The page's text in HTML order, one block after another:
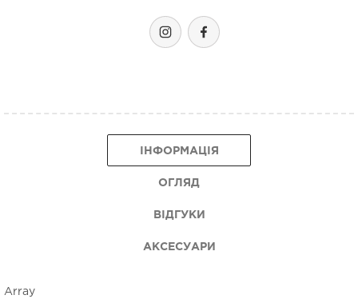
ІНФОРМАЦІЯ
ОГЛЯД
ВІДГУКИ
АКСЕСУАРИ
Array